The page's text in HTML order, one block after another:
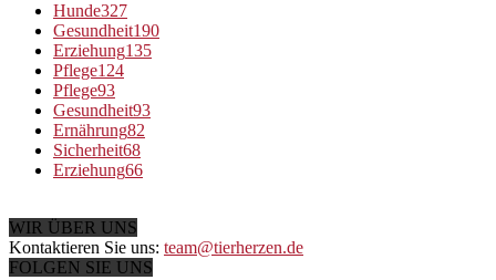
Hunde327
Gesundheit190
Erziehung135
Pflege124
Pflege93
Gesundheit93
Ernährung82
Sicherheit68
Erziehung66
WIR ÜBER UNS
Kontaktieren Sie uns: team@tierherzen.de
FOLGEN SIE UNS